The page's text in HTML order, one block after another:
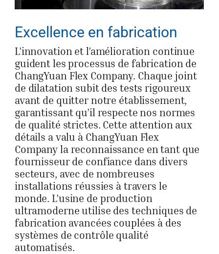
Excellence en fabrication
L’innovation et l’amélioration continue
guident les processus de fabrication de
ChangYuan Flex Company. Chaque joint
de dilatation subit des tests rigoureux
avant de quitter notre établissement,
garantissant qu’il respecte nos normes
de qualité strictes. Cette attention aux
détails a valu à ChangYuan Flex
Company la reconnaissance en tant que
fournisseur de confiance dans divers
secteurs, avec de nombreuses
installations réussies à travers le
monde. L’usine de production
ultramoderne utilise des techniques de
fabrication avancées couplées à des
systèmes de contrôle qualité
automatisés.